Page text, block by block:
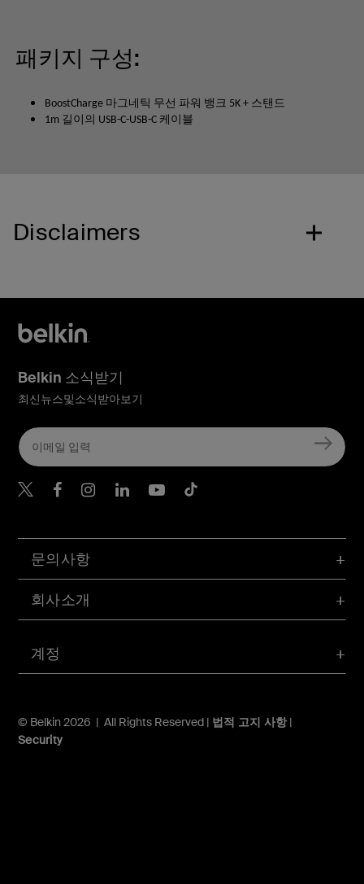
패키지 구성:
BoostCharge 마그네틱 무선 파워 뱅크 5K + 스탠드
1m 길이의 USB-C-USB-C 케이블
Disclaimers
계정
문의사항
회사소개
© Belkin 2026 | All Rights Reserved | 법적 고지 사항|
Security
Belkin 소식받기
최신뉴스및소식받아보기
Belkin Twitter